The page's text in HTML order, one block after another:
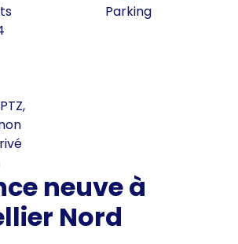
Parking
neuve à
Nord